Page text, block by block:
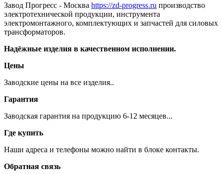
Завод Прогресс - Москва https://zd-progress.ru производство
электротехнической продукции, инструмента
электромонтажного, комплектующих и запчастей для силовых
трансформаторов.
Надёжные изделия в качественном исполнении.
Цены
Заводские цены на все изделия..
Гарантия
Заводская гарантия на продукцию 6-12 месяцев...
Где купить
Наши адреса и телефоны можно найти в блоке контакты.
Обратная связь